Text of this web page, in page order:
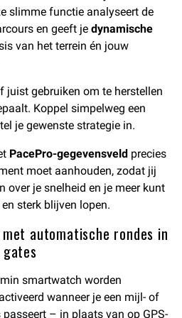
slimme functie analyseert de
en geeft je dynamische
van het terrein én jouw
juist gebruiken om te herstellen
Koppel simpelweg een
je gewenste strategie in.
PacePro-gegevensveld precies
moet aanhouden, zodat jij
over je snelheid en je meer kunt
sterk blijven lopen.
automatische rondes in
smartwatch worden
wanneer je een mijl- of
– in plaats van op GPS-